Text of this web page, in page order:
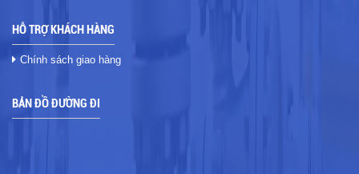
HỖ TRỢ KHÁCH HÀNG
Chính sách giao hàng
BẢN ĐỒ ĐƯỜNG ĐI